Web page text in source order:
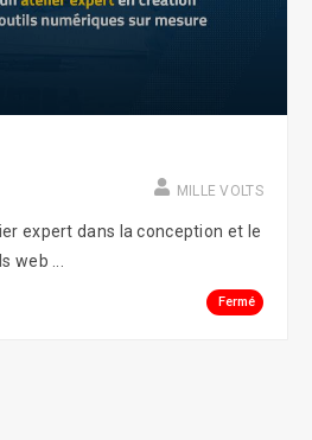
MILLE VOLTS
expert dans la conception et le
web ...
Fermé